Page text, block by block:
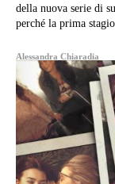
della nuova serie di
perché la prima
Alessandra Chiaradia